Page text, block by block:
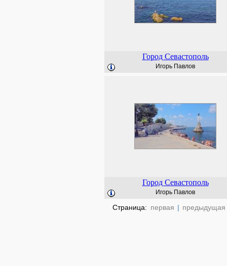
Город Севастополь
Игорь Павлов
Город Севастополь
Игорь Павлов
Страница: первая | предыдущая